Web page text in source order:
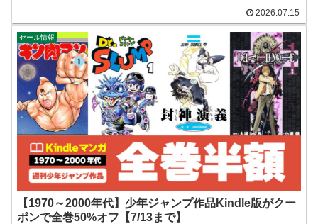
2026.07.15
セール情報
【1970～2000年代】少年ジャンプ作品Kindle版がクー
ポンで全巻50%オフ【7/13まで】